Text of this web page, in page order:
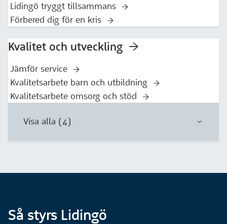
Lidingö tryggt tillsammans
Förbered dig för en kris
Kvalitet och utveckling
Jämför service
Kvalitetsarbete barn och utbildning
Kvalitetsarbete omsorg och stöd
Visa alla (4)
Så styrs Lidingö